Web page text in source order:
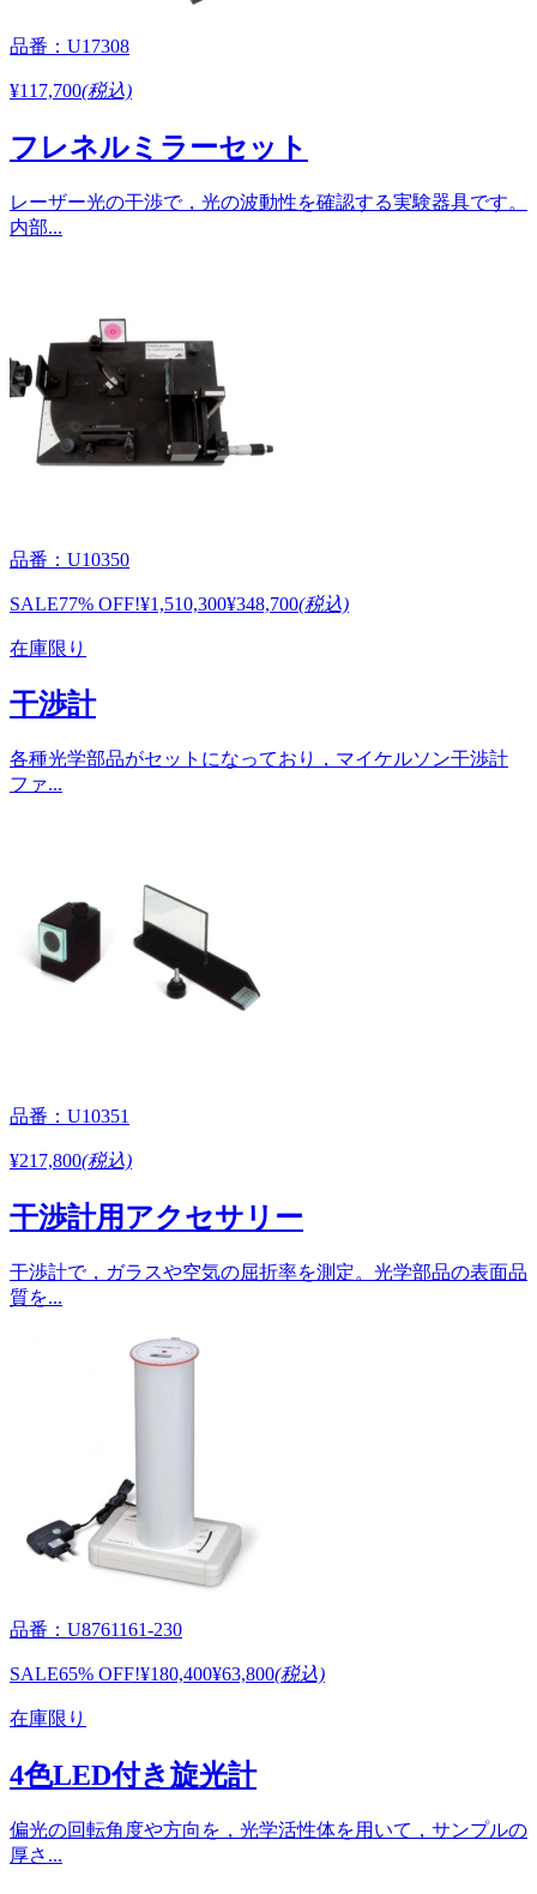
品番：U17308
¥117,700(税込)
フレネルミラーセット
レーザー光の干渉で，光の波動性を確認する実験器具です。
内部...
品番：U10350
SALE77% OFF!¥1,510,300¥348,700(税込)
在庫限り
干渉計
各種光学部品がセットになっており，マイケルソン干渉計
ファ...
品番：U10351
¥217,800(税込)
干渉計用アクセサリー
干渉計で，ガラスや空気の屈折率を測定。光学部品の表面品
質を...
品番：U8761161-230
SALE65% OFF!¥180,400¥63,800(税込)
在庫限り
4色LED付き旋光計
偏光の回転角度や方向を，光学活性体を用いて，サンプルの
厚さ...